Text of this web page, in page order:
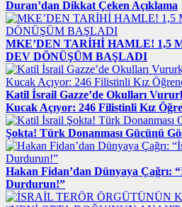
Duran’dan Dikkat Çeken Açıklama
MKE’DEN TARİHİ HAMLE! 1,5
DEV DÖNÜŞÜM BAŞLADI
Katil İsrail Gazze’de Okulları
Kucak Açıyor: 246 Filistinli Kız
Şokta! Türk Donanması Gücünü
Hakan Fidan’dan Dünyaya Çağrı:
Durdurun!”